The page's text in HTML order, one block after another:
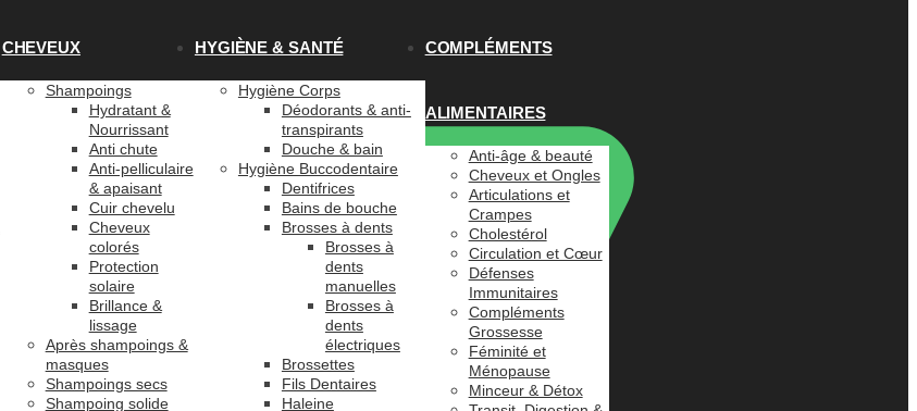
CHEVEUX
Shampoings
Hydratant &
Nourrissant
Anti chute
Anti-pelliculaire
& apaisant
Cuir chevelu
Cheveux
colorés
Protection
solaire
Brillance &
lissage
Après shampoings &
masques
Shampoings secs
Shampoing solide
HYGIÈNE & SANTÉ
Hygiène Corps
Déodorants & anti-
transpirants
Douche & bain
Hygiène Buccodentaire
Dentifrices
Bains de bouche
Brosses à dents
Brosses à
dents
manuelles
Brosses à
dents
électriques
Brossettes
Fils Dentaires
Haleine
COMPLÉMENTS
ALIMENTAIRES
Anti-âge & beauté
Cheveux et Ongles
Articulations et
Crampes
Cholestérol
Circulation et Cœur
Défenses
Immunitaires
Compléments
Grossesse
Féminité et
Ménopause
Minceur & Détox